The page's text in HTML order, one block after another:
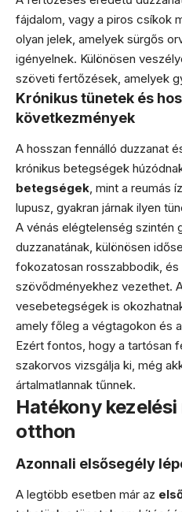
fájdalom, vagy a piros csíkok
olyan jelek, amelyek sürgős
igényelnek. Különösen
szöveti fertőzések, amelyek
Krónikus tünetek és
következmények
A hosszan fennálló duzzanat
krónikus betegségek
betegségek , mint a reumás
lupusz, gyakran járnak ilyen
A vénás elégtelenség szintén
duzzanatának, különösen
fokozatosan rosszabbodik,
szövődményekhez vezethet.
vesebetegségek is
amely főleg a végtagokon és
Ezért fontos, hogy a tartósan
szakorvos vizsgálja ki, még
ártalmatlannak tűnnek.
Hatékony
otthon
Azonnali elsősegély
A legtöbb esetben már az